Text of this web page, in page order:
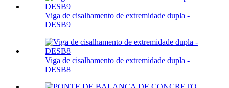
Viga de cisalhamento de extremidade dupla -
DESB9
Viga de cisalhamento de extremidade dupla -
DESB8